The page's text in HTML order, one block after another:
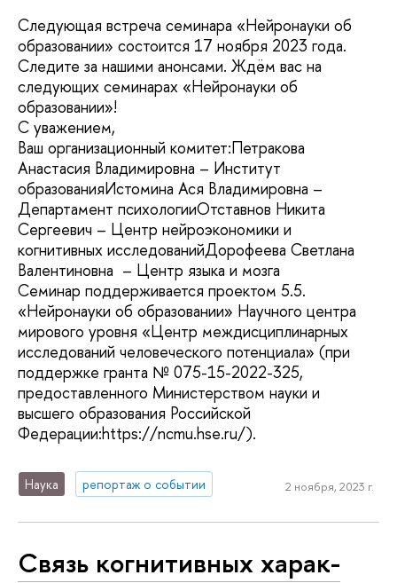
Следующая встреча семинара «Нейронауки об
образовании» состоится 17 ноября 2023 года.
Следите за нашими анонсами. Ждём вас на
следующих семинарах «Нейронауки об
образовании»!
С уважением,
Ваш организационный комитет:Петракова
Анастасия Владимировна – Институт
образованияИстомина Ася Владимировна –
Департамент психологииОтставнов Никита
Сергеевич – Центр нейроэкономики и
когнитивных исследованийДорофеева Светлана
Валентиновна – Центр языка и мозга
Семинар поддерживается проектом 5.5.
«Нейронауки об образовании» Научного центра
мирового уровня «Центр междисциплинарных
исследований человеческого потенциала» (при
поддержке гранта № 075-15-2022-325,
предоставленного Министерством науки и
высшего образования Российской
Федерации:https://ncmu.hse.ru/).
Наука репортаж о событии 2 ноября, 2023 г.
Связь когнитивных ха­рак­